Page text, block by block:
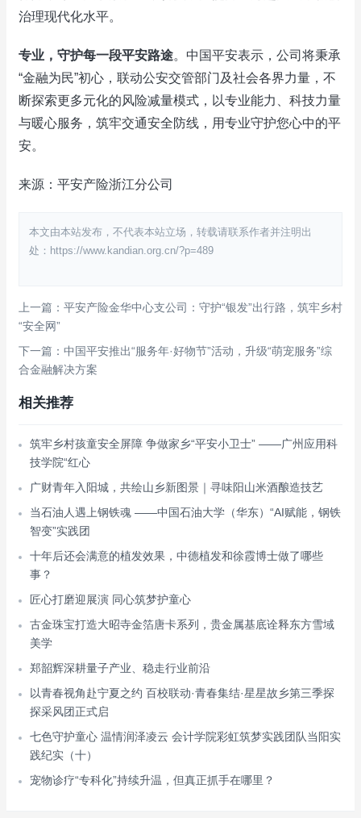
治理现代化水平。
专业，守护每一段平安路途。中国平安表示，公司将秉承
“金融为民”初心，联动公安交管部门及社会各界力量，不
断探索更多元化的风险减量模式，以专业能力、科技力量
与暖心服务，筑牢交通安全防线，用专业守护您心中的平
安。
来源：平安产险浙江分公司
本文由本站发布，不代表本站立场，转载请联系作者并注明出
处：https://www.kandian.org.cn/?p=489
上一篇：平安产险金华中心支公司：守护“银发”出行路，筑牢乡村
“安全网”
下一篇：中国平安推出“服务年·好物节”活动，升级“萌宠服务”综
合金融解决方案
相关推荐
筑牢乡村孩童安全屏障 争做家乡“平安小卫士” ——广州应用科
技学院“红心
广财青年入阳城，共绘山乡新图景｜寻味阳山米酒酿造技艺
当石油人遇上钢铁魂 ——中国石油大学（华东）“AI赋能，钢铁
智变”实践团
十年后还会满意的植发效果，中德植发和徐霞博士做了哪些
事？
匠心打磨迎展演 同心筑梦护童心
古金珠宝打造大昭寺金箔唐卡系列，贵金属基底诠释东方雪域
美学
郑韶辉深耕量子产业、稳走行业前沿
以青春视角赴宁夏之约 百校联动·青春集结·星星故乡第三季探
探采风团正式启
七色守护童心 温情润泽凌云 会计学院彩虹筑梦实践团队当阳实
践纪实（十）
宠物诊疗“专科化”持续升温，但真正抓手在哪里？